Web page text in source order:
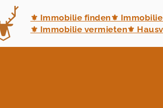
⚜ Immobilie finden⚜
⚜ Immobilie vermieten⚜